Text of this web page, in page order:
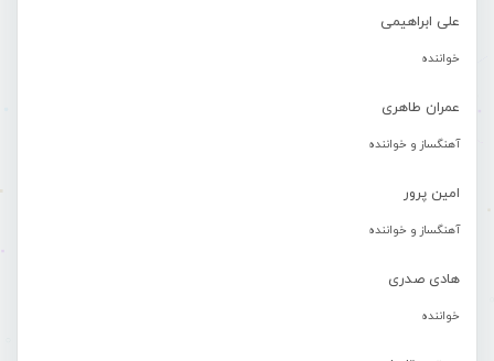
علی ابراهیمی
خواننده
عمران طاهری
آهنگساز و خواننده
امین پرور
آهنگساز و خواننده
هادی صدری
خواننده